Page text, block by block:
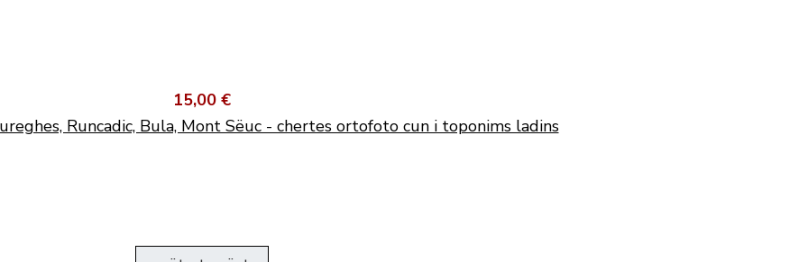
15,00 €
Runcadic, Bula, Mont Sëuc - chertes ortofoto cun i toponims ladins